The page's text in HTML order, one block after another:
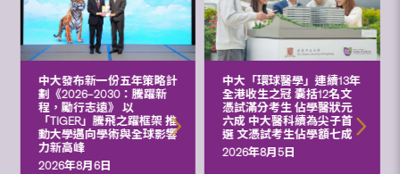
中大發布新一份五年策略計
劃《2026‒2030：騰躍新
程，勵行志遠》 以
「TIGER」騰飛之躍框架 推
動大學邁向學術與全球影響
力新高峰
2026年8月6日
中大「環球醫學」連續13年
全港收生之冠 囊括12名文
憑試滿分考生 佔學醫狀元
六成 中大醫科續為尖子首
選 文憑試考生佔學額七成
2026年8月5日